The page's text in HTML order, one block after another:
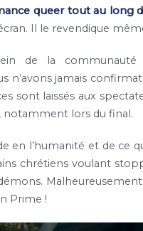
queer tout au long
Il le revendique
de la communauté
n’avons jamais
sont laissés aux
notamment lors du final.
l’humanité et de ce
chrétiens voulant
Prime !